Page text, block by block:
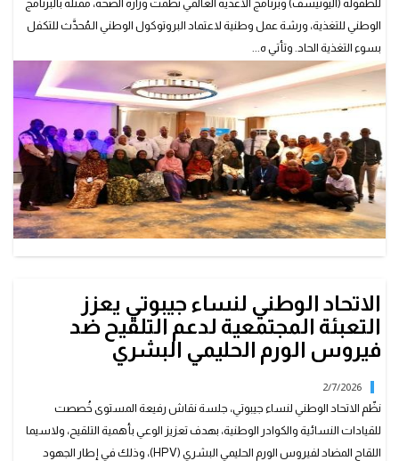
للطفولة (اليونيسف) وبرنامج الأغذية العالمي نظمت وزارة الصحة، ممثلة بالبرنامج
الوطني للتغذية، ورشة عمل وطنية لاعتماد البروتوكول الوطني الـمُحدَّث للتكفل
بسوء التغذية الحاد. وتأتي ه...
الاتحاد الوطني لنساء جيبوتي يعزز
التعبئة المجتمعية لدعم التلقيح ضد
فيروس الورم الحليمي البشري
2/7/2026
نظّم الاتحاد الوطني لنساء جيبوتي، جلسة نقاش رفيعة المستوى خُصصت
للقيادات النسائية والكوادر الوطنية، بهدف تعزيز الوعي بأهمية التلقيح، ولاسيما
اللقاح المضاد لفيروس الورم الحليمي البشري (HPV)، وذلك في إطار الجهود